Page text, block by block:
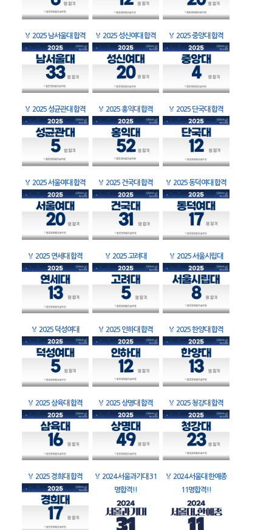
🏅 2025 남서울대 합격 🏅 2025 성신여대 합격 🏅 2025 중앙대 합격
🏅 2025 성균관대 합격 🏅 2025 홍익대 합격 🏅 2025 단국대 합격
🏅 2025 서울여대 합격 🏅 2025 건국대 합격 🏅 2025 동덕여대 합격
🏅 2025 연세대 합격 🏅 2025 고려대 🏅 2025 서울시립대
🏅 2025 덕성여대 🏅 2025 인하대 합격 🏅 2025 한양대 합격
🏅 2025 삼육대 합격 🏅 2025 상명대 합격 🏅 2025 청강대 합격
🏅 2025 경희대 합격 🏅 2024 서울과기대 31
명합격!!
🏅 2024 서울대 한예종
11명합격!!